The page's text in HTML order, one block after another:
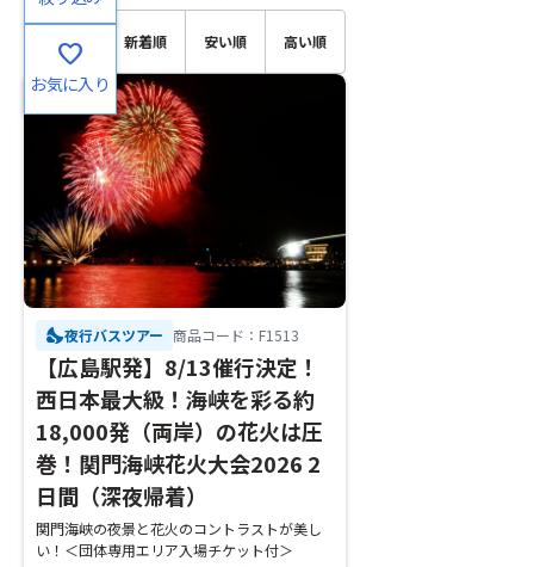
favorite
お気に入り
おすす
め順
新着順 安い順 高い順
nights_stay夜行バスツアー 商品コード：F1513
【広島駅発】8/13催行決定！
西日本最大級！海峡を彩る約
18,000発（両岸）の花火は圧
巻！関門海峡花火大会2026 2
日間（深夜帰着）
関門海峡の夜景と花火のコントラストが美し
い！＜団体専用エリア入場チケット付＞